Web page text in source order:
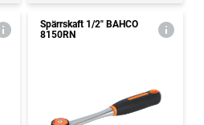
Spärrskaft 1/2" BAHCO
8150RN